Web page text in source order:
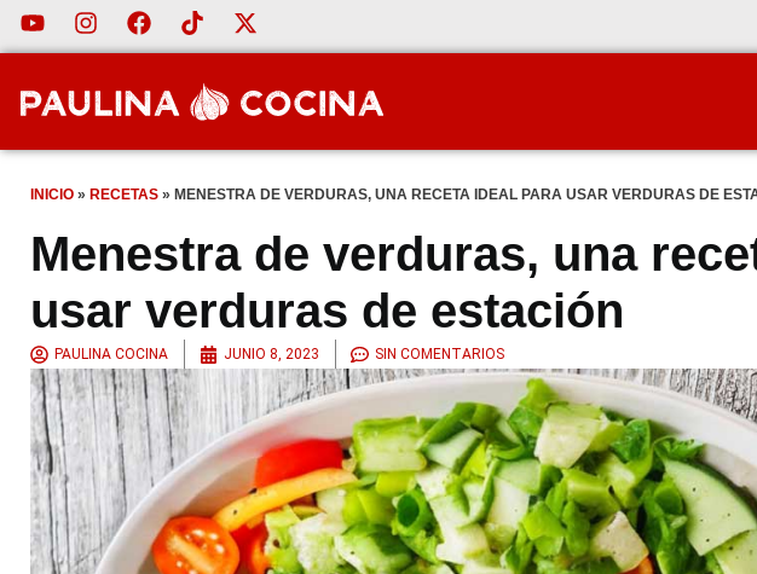
INICIO » RECETAS » MENESTRA DE VERDURAS, UNA RECETA IDEAL PARA USAR VERDURAS DE
Menestra de verduras, una
usar verduras de estación
PAULINA COCINA JUNIO 8, 2023 SIN COMENTARIOS